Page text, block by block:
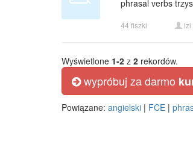
phrasal verbs
44 fiszki izi
Wyświetlone 1-2 z 2 rekordów.
wypróbuj za darmo
Powiązane: angielski | FCE |